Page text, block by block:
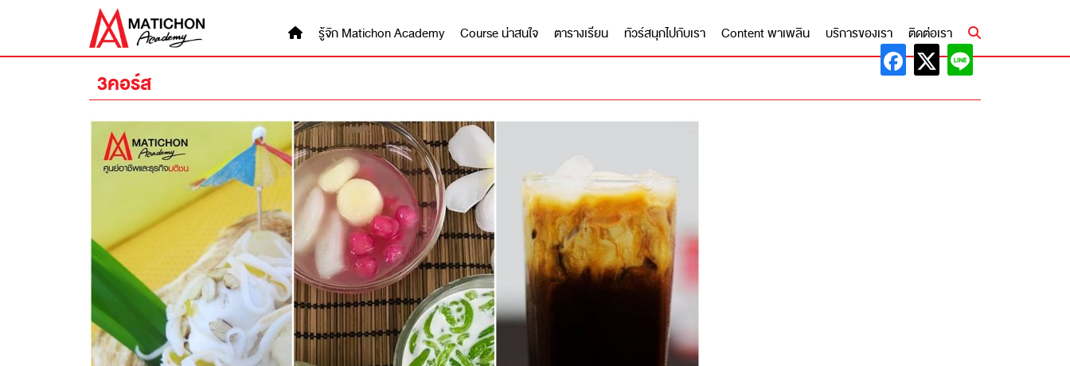
รู้จัก Matichon Academy Course น่าสนใจ ตารางเรียน ทัวร์สนุกไปกับเรา Content พาเพลิน บริการของเรา ติดต่อเรา
3คอร์ส